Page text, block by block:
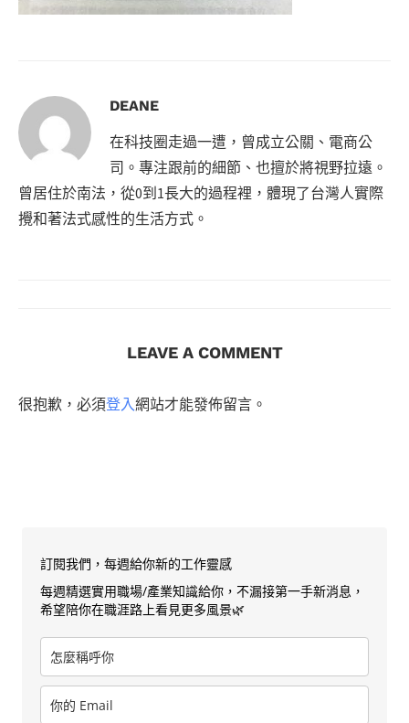
DEANE
在科技圈走過一遭，曾成立公關、電商公
司。專注跟前的細節、也擅於將視野拉遠。
曾居住於南法，從0到1長大的過程裡，體現了台灣人實際
攪和著法式感性的生活方式。
LEAVE A COMMENT
很抱歉，必須登入網站才能發佈留言。
訂閱我們，每週給你新的工作靈感
每週精選實用職場/產業知識給你，不漏接第一手新消息，
希望陪你在職涯路上看見更多風景🌿